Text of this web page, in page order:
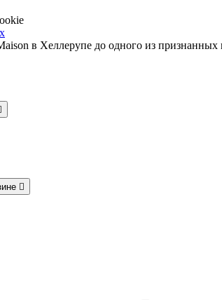
в Хеллерупе до одного из
